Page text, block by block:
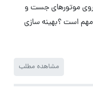
موتورهای جست و
است ؟بهینه سازی
مشاهده مطلب